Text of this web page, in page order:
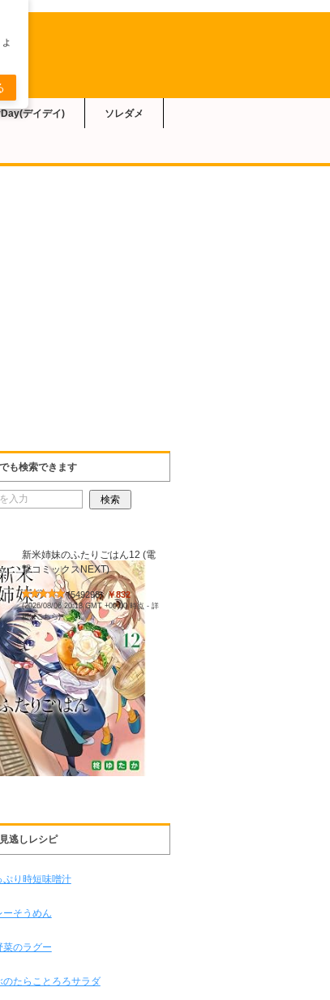
デイデイ) ソレダメ
も検索できます
新米姉妹のふたりごはん12 (電
撃コミックスNEXT)
(549298) ￥832
(2026/08/06 20:18 GMT +09:00 時点 -詳
細はこちら)
逃しレシピ
ぷり時短味噌汁
ーそうめん
菜のラグー
のたらことろろサラダ